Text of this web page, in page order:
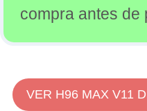
compra antes de
VER H96 MAX V11